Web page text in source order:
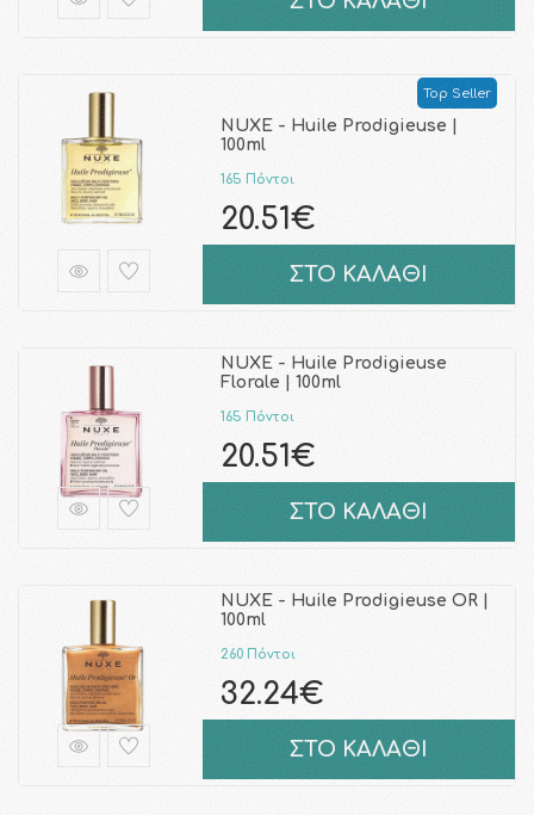
Top Seller
NUXE - Huile Prodigieuse |
100ml
165 Πόντοι
20.51€
ΣΤΟ ΚΑΛΑΘΙ
NUXE - Huile Prodigieuse
Florale | 100ml
165 Πόντοι
20.51€
ΣΤΟ ΚΑΛΑΘΙ
NUXE - Huile Prodigieuse OR |
100ml
260 Πόντοι
32.24€
ΣΤΟ ΚΑΛΑΘΙ